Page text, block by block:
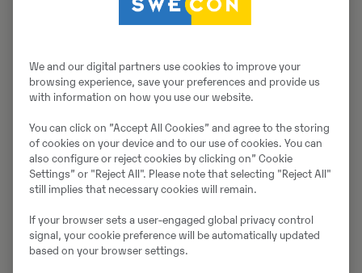
Termoprofileerimine
We and our digital partners use cookies to improve your
browsing experience, save your preferences and provide us
with information on how you use our website.
You can click on ”Accept All Cookies” and agree to the storing
of cookies on your device and to our use of cookies. You can
also configure or reject cookies by clicking on” Cookie
Settings” or "Reject All". Please note that selecting "Reject All"
still implies that necessary cookies will remain.
If your browser sets a user-engaged global privacy control
signal, your cookie preference will be automatically updated
based on your browser settings.